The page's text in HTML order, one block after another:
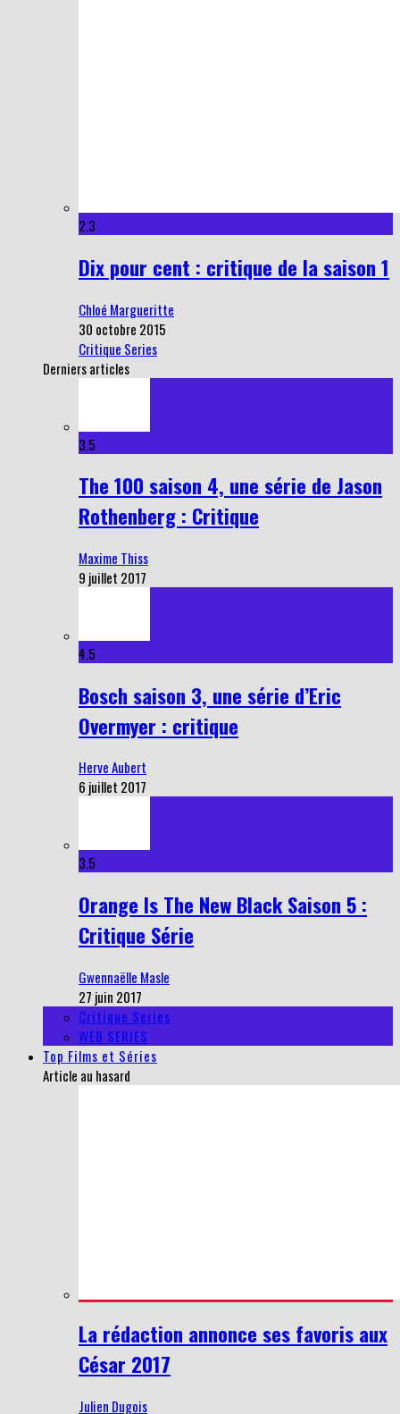
2.3
Dix pour cent : critique de la saison 1
Chloé Margueritte
30 octobre 2015
Critique Series
Derniers articles
3.5
The 100 saison 4, une série de Jason
Rothenberg : Critique
Maxime Thiss
9 juillet 2017
4.5
Bosch saison 3, une série d’Eric
Overmyer : critique
Herve Aubert
6 juillet 2017
3.5
Orange Is The New Black Saison 5 :
Critique Série
Gwennaëlle Masle
27 juin 2017
Critique Series
WEB SERIES
Top Films et Séries
Article au hasard
La rédaction annonce ses favoris aux
César 2017
Julien Dugois